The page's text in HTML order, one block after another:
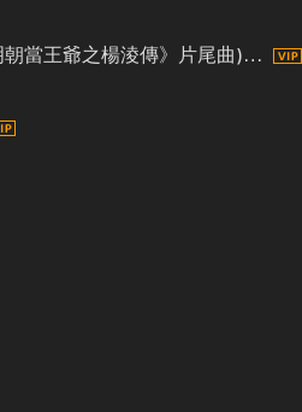
若只如初見 (電視劇《回到明朝當王爺之楊淩傳》片尾曲) (《回到明朝当王爷之杨凌传》电视剧片尾曲)